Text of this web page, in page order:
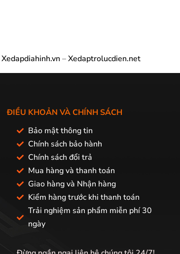
Xedapdiahinh.vn –Xedaptrolucdien.net
ĐIỀU KHOẢN VÀ CHÍNH SÁCH
Bảo mật thông tin
Chính sách bảo hành
Chính sách đổi trả
Mua hàng và thanh toán
Giao hàng và Nhận hàng
Kiểm hàng trước khi thanh toán
Trải nghiệm sản phẩm miễn phí 30
ngày